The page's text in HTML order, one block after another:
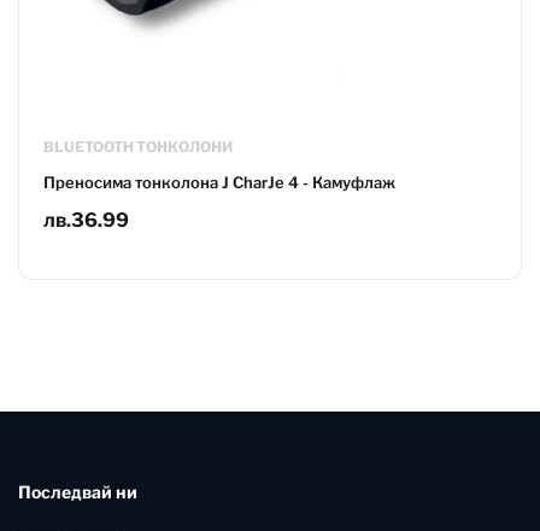
BLUETOOTH ТОНКОЛОНИ
Преносима тонколона J CharJe 4 - Камуфлаж
лв.36.99
Последвай ни